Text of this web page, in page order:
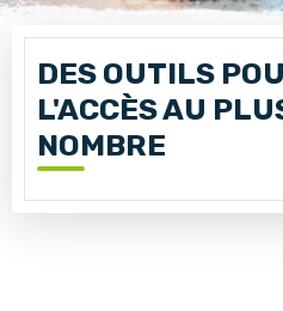
DES OUTILS
L'ACCÈS AU
NOMBRE